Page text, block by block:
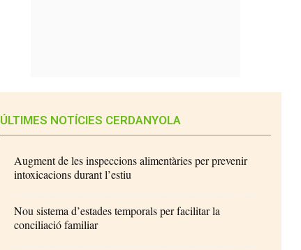
ÚLTIMES NOTÍCIES CERDANYOLA
Augment de les inspeccions alimentàries per prevenir
intoxicacions durant l’estiu
Nou sistema d’estades temporals per facilitar la
conciliació familiar